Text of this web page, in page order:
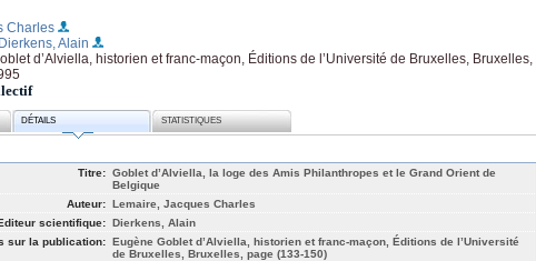
Charles
Dierkens, Alain
d’Alviella, historien et franc-maçon, Éditions de l’Université de Bruxelles,
DÉTAILS STATISTIQUES
Titre: Goblet d’Alviella, la loge des Amis Philanthropes et le Grand Orient de
Belgique
Auteur: Lemaire, Jacques Charles
scientifique: Dierkens, Alain
sur la publication: Eugène Goblet d’Alviella, historien et franc-maçon, Éditions de l’Université
de Bruxelles, Bruxelles, page (133-150)